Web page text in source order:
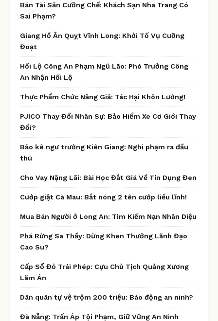
Bán Tài Sản Cưỡng Chế: Khách Sạn Nha Trang Có
Sai Phạm?
Giang Hồ Ăn Quỵt Vĩnh Long: Khởi Tố Vụ Cưỡng
Đoạt
Hối Lộ Công An Phạm Ngũ Lão: Phó Trưởng Công
An Nhận Hối Lộ
Thực Phẩm Chức Năng Giả: Tác Hại Khôn Lường!
PJICO Thay Đổi Nhân Sự: Bảo Hiểm Xe Cơ Giới Thay
Đổi?
Bảo kê ngư trường Kiên Giang: Nghi phạm ra đầu
thú
Cho Vay Nặng Lãi: Bài Học Đắt Giá Về Tín Dụng Đen
Cướp giật Cà Mau: Bắt nóng 2 tên cướp liều lĩnh!
Mua Bán Người ở Long An: Tìm Kiếm Nạn Nhân Diệu
Phá Rừng Sa Thầy: Dừng Khen Thưởng Lãnh Đạo
Cao Su?
Cấp Sổ Đỏ Trái Phép: Cựu Chủ Tịch Quảng Xương
Lãm Án
Dân quân tự vệ trộm 200 triệu: Báo động an ninh?
Đà Nẵng: Trấn Áp Tội Phạm, Giữ Vững An Ninh